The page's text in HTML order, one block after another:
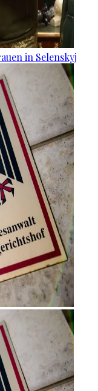
in Selenskyj